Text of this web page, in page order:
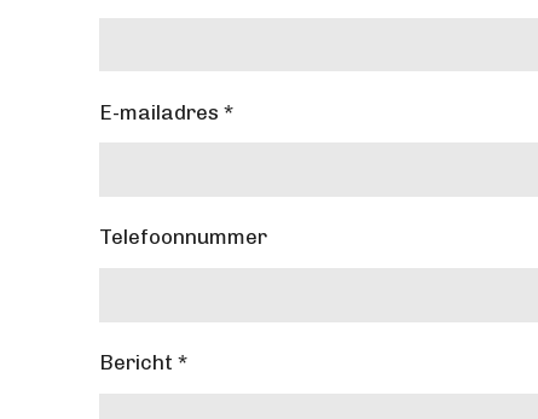
E-mailadres *
Telefoonnummer
Bericht *